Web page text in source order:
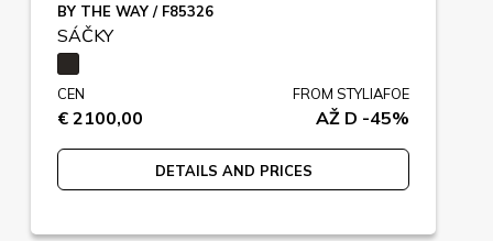
BY THE WAY / F85326
SÁČKY
CEN
€ 2100,00
FROM STYLIAFOE
AŽ D -45%
DETAILS AND PRICES